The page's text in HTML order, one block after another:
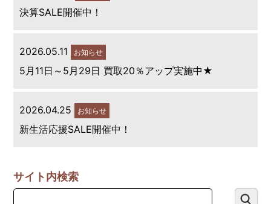
決算SALE開催中！
2026.05.11 お知らせ
5月11日～5月29日 買取20％アップ実施中★
2026.04.25 お知らせ
新生活応援SALE開催中！
サイト内検索